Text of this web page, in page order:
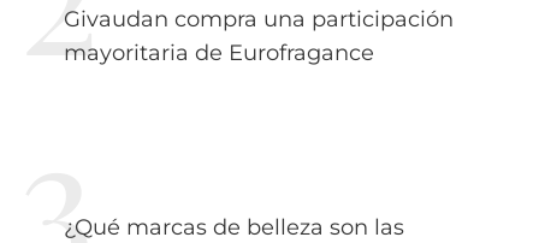
Givaudan compra una participación
mayoritaria de Eurofragance
¿Qué marcas de belleza son las